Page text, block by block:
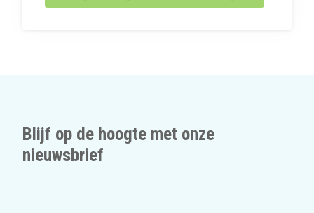
Blijf op de hoogte met onze
nieuwsbrief